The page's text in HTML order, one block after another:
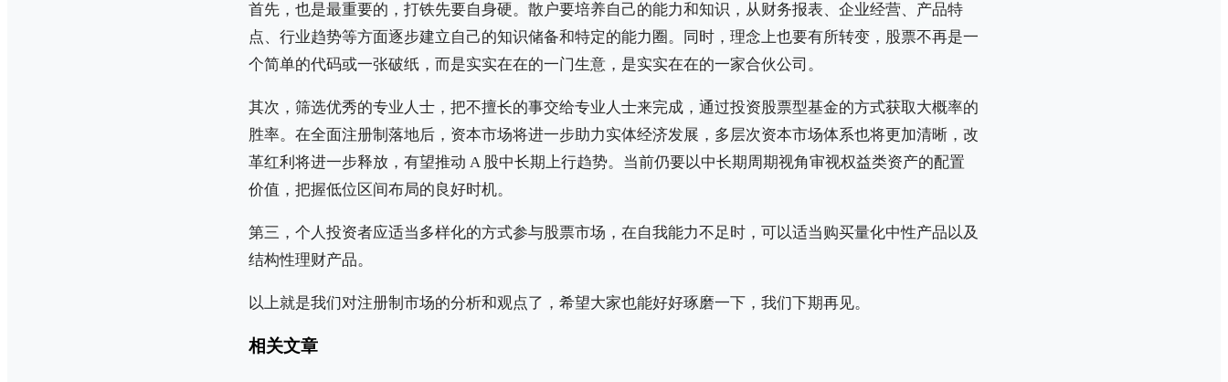
首先，也是最重要的，打铁先要自身硬。散户要培养自己的能力和知识，从财务报表、企业经营、产品特
点、行业趋势等方面逐步建立自己的知识储备和特定的能力圈。同时，理念上也要有所转变，股票不再是一
个简单的代码或一张破纸，而是实实在在的一门生意，是实实在在的一家合伙公司。
其次，筛选优秀的专业人士，把不擅长的事交给专业人士来完成，通过投资股票型基金的方式获取大概率的
胜率。在全面注册制落地后，资本市场将进一步助力实体经济发展，多层次资本市场体系也将更加清晰，改
革红利将进一步释放，有望推动 A 股中长期上行趋势。当前仍要以中长期周期视角审视权益类资产的配置
价值，把握低位区间布局的良好时机。
第三，个人投资者应适当多样化的方式参与股票市场，在自我能力不足时，可以适当购买量化中性产品以及
结构性理财产品。
以上就是我们对注册制市场的分析和观点了，希望大家也能好好琢磨一下，我们下期再见。
相关文章